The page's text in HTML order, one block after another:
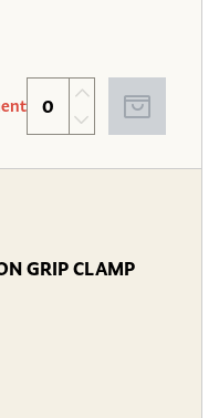
GRIP CLAMP